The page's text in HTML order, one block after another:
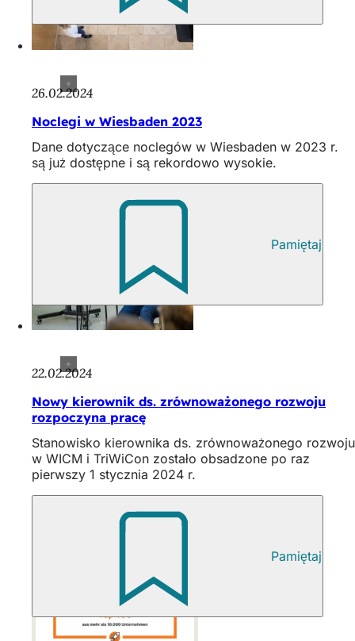
26.02.2024
Noclegi w Wiesbaden 2023
Dane dotyczące noclegów w Wiesbaden w 2023 r.
są już dostępne i są rekordowo wysokie.
Pamiętaj
22.02.2024
Nowy kierownik ds. zrównoważonego rozwoju
rozpoczyna pracę
Stanowisko kierownika ds. zrównoważonego rozwoju
w WICM i TriWiCon zostało obsadzone po raz
pierwszy 1 stycznia 2024 r.
Pamiętaj